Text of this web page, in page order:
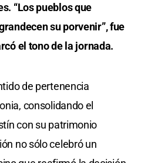
“Los pueblos que
su porvenir”, fue
el tono de la jornada.
de pertenencia
consolidando el
con su patrimonio
no sólo celebró un